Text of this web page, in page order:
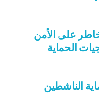
على الأمن
الحماية
الناشطين